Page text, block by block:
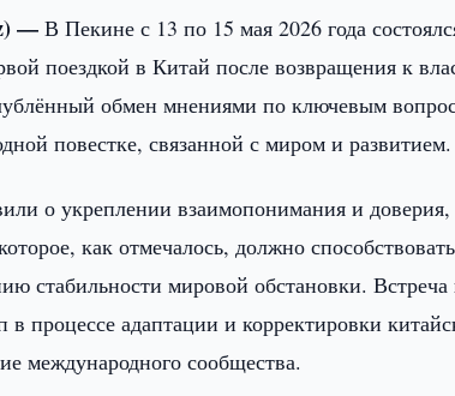
—В Пекине с 13 по 15 мая 2026 года
поездкой в Китай после возвращения к
обмен мнениями по ключевым
повестке, связанной с миром и развитием.
о укреплении взаимопонимания и
как отмечалось, должно
стабильности мировой обстановки.
в процессе адаптации и корректировки
международного сообщества.